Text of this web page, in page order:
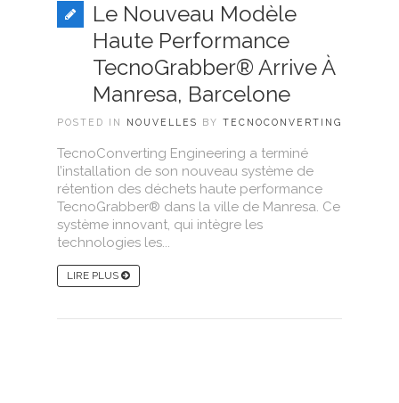
Le Nouveau Modèle
Haute Performance
TecnoGrabber® Arrive À
Manresa, Barcelone
POSTED IN NOUVELLES BY TECNOCONVERTING
TecnoConverting Engineering a terminé
l’installation de son nouveau système de
rétention des déchets haute performance
TecnoGrabber® dans la ville de Manresa. Ce
système innovant, qui intègre les
technologies les...
LIRE PLUS